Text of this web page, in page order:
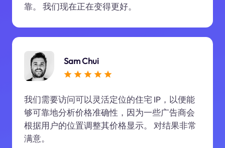
靠。 我们现在正在变得更好。
Sam Chui
我们需要访问可以灵活定位的住宅 IP，以便能
够可靠地分析价格准确性，因为一些广告商会
根据用户的位置调整其价格显示。 对结果非常
满意。